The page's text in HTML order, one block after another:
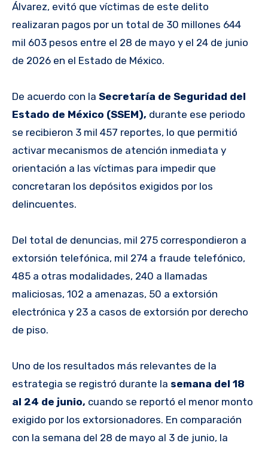
Álvarez, evitó que víctimas de este delito
realizaran pagos por un total de 30 millones 644
mil 603 pesos entre el 28 de mayo y el 24 de junio
de 2026 en el Estado de México.
De acuerdo con la Secretaría de Seguridad del
Estado de México (SSEM), durante ese periodo
se recibieron 3 mil 457 reportes, lo que permitió
activar mecanismos de atención inmediata y
orientación a las víctimas para impedir que
concretaran los depósitos exigidos por los
delincuentes.
Del total de denuncias, mil 275 correspondieron a
extorsión telefónica, mil 274 a fraude telefónico,
485 a otras modalidades, 240 a llamadas
maliciosas, 102 a amenazas, 50 a extorsión
electrónica y 23 a casos de extorsión por derecho
de piso.
Uno de los resultados más relevantes de la
estrategia se registró durante la semana del 18
al 24 de junio, cuando se reportó el menor monto
exigido por los extorsionadores. En comparación
con la semana del 28 de mayo al 3 de junio, la